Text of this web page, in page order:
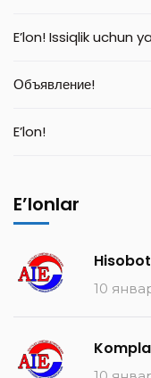
E’lon! Issiqlik uchun
Объявление!
E’lon!
E’lonlar
10